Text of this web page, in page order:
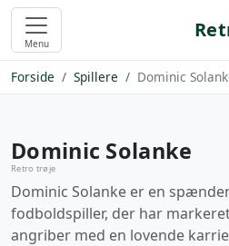
Menu
Forside Spillere Dominic
Dominic Solanke
Retro trøje
Dominic Solanke er en
fodboldspiller, der har
angriber med en lovende